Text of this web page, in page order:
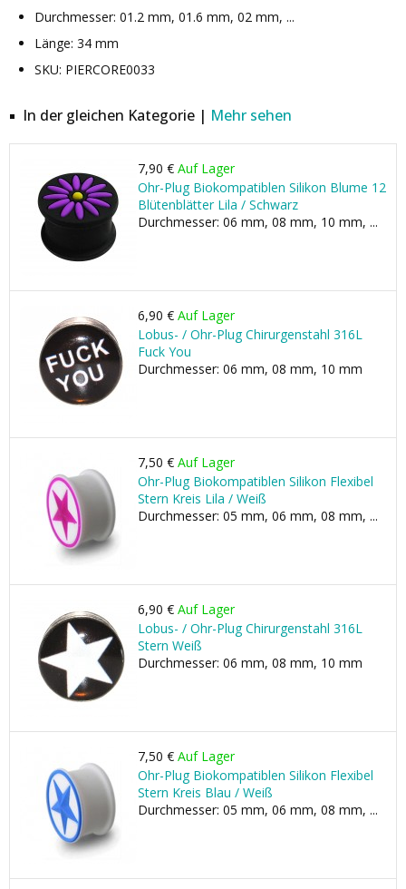
Durchmesser: 01.2 mm, 01.6 mm, 02 mm, ...
Länge: 34 mm
SKU: PIERCORE0033
In der gleichen Kategorie | Mehr sehen
7,90 € Auf Lager
Ohr-Plug Biokompatiblen Silikon Blume 12
Blütenblätter Lila / Schwarz
Durchmesser: 06 mm, 08 mm, 10 mm, ...
6,90 € Auf Lager
Lobus- / Ohr-Plug Chirurgenstahl 316L
Fuck You
Durchmesser: 06 mm, 08 mm, 10 mm
7,50 € Auf Lager
Ohr-Plug Biokompatiblen Silikon Flexibel
Stern Kreis Lila / Weiß
Durchmesser: 05 mm, 06 mm, 08 mm, ...
6,90 € Auf Lager
Lobus- / Ohr-Plug Chirurgenstahl 316L
Stern Weiß
Durchmesser: 06 mm, 08 mm, 10 mm
7,50 € Auf Lager
Ohr-Plug Biokompatiblen Silikon Flexibel
Stern Kreis Blau / Weiß
Durchmesser: 05 mm, 06 mm, 08 mm, ...